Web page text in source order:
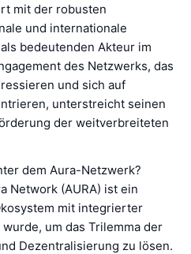
mit der robusten
und internationale
bedeutenden Akteur im
des Netzwerks, das
und sich auf
unterstreicht seinen
der weitverbreiteten
dem Aura-Netzwerk?
Network (AURA) ist ein
mit integrierter
um das Trilemma der
Dezentralisierung zu lösen.